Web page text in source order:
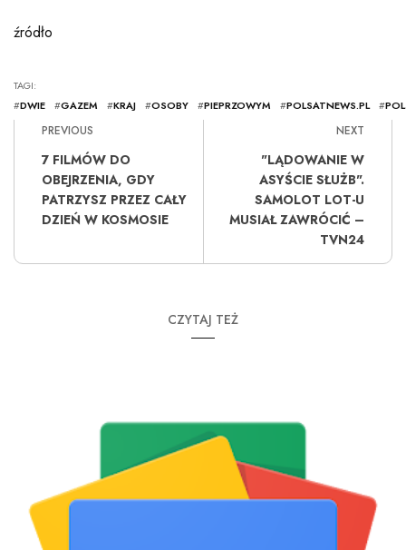
źródło
TAGI:
#DWIE #GAZEM #KRAJ #OSOBY #PIEPRZOWYM #POLSATNEWS.PL #
PREVIOUS
7 FILMÓW DO
OBEJRZENIA, GDY
PATRZYSZ PRZEZ CAŁY
DZIEŃ W KOSMOSIE
NEXT
"LĄDOWANIE W
ASYŚCIE SŁUŻB".
SAMOLOT LOT-U
MUSIAŁ ZAWRÓCIĆ –
TVN24
CZYTAJ TEŻ